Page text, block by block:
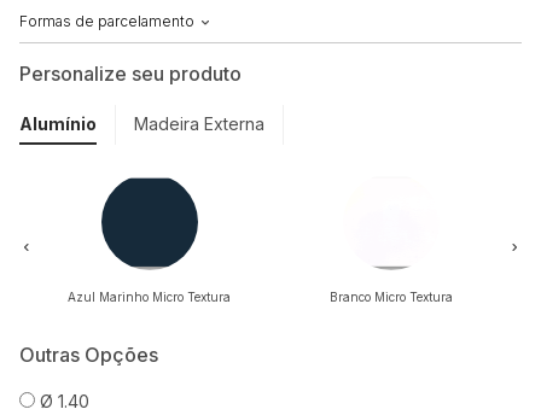
Formas de parcelamento
Personalize seu produto
Alumínio Madeira Externa
Azul Marinho Micro Textura Branco Micro Textura
Outras Opções
Ø 1.40